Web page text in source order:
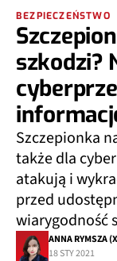
BEZPIECZEŃSTWO
szkodzi?
Szczepionka
także dla
atakują i
przed
wiarygodność
ANNA RYMSZA
18 STY 2021